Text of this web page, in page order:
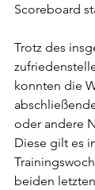
Scoreboard
Trotz des
konnten die
oder andere
Diese gilt es
beiden